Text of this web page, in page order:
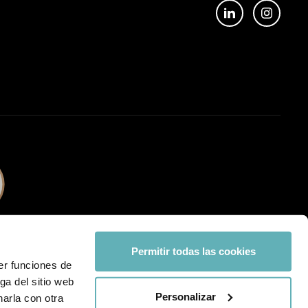
funciones de
del sitio web
con otra
Permitir todas las cookies
Personalizar